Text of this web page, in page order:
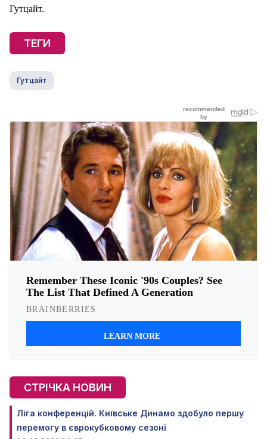
Гутцайт.
ТЕГИ
Гутцайт
СТРІЧКА НОВИН
Ліга конференцій. Київське Динамо здобуло першу
перемогу в єврокубковому сезоні